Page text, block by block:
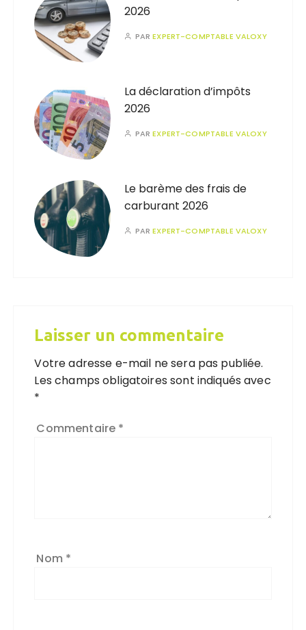
2026
PAREXPERT-COMPTABLE VALOXY
La déclaration d’impôts
2026
PAREXPERT-COMPTABLE VALOXY
Le barème des frais de
carburant 2026
PAREXPERT-COMPTABLE VALOXY
Laisser un commentaire
Votre adresse e-mail ne sera pas publiée.
Les champs obligatoires sont indiqués avec
*
Commentaire *
Nom *